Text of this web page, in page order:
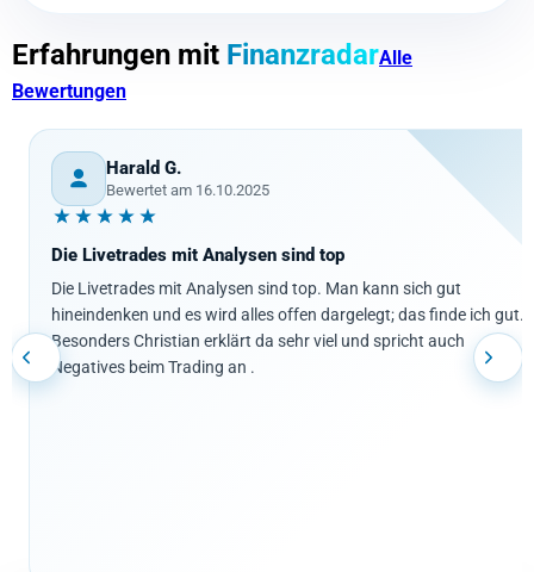
Erfahrungen mit FinanzradarAlle
Bewertungen
Harald G.
Bewertet am 16.10.2025
Die Livetrades mit Analysen sind top
Die Livetrades mit Analysen sind top. Man kann sich gut
hineindenken und es wird alles offen dargelegt; das finde ich gut.
Besonders Christian erklärt da sehr viel und spricht auch
Negatives beim Trading an .